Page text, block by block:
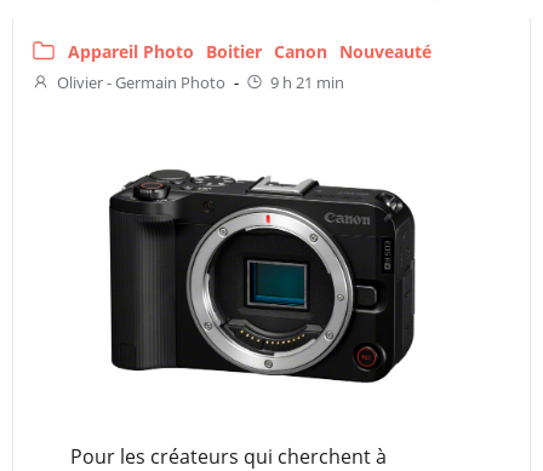
Appareil Photo Boitier Canon Nouveauté
Olivier - Germain Photo - 9 h 21 min
Pour les créateurs qui cherchent à